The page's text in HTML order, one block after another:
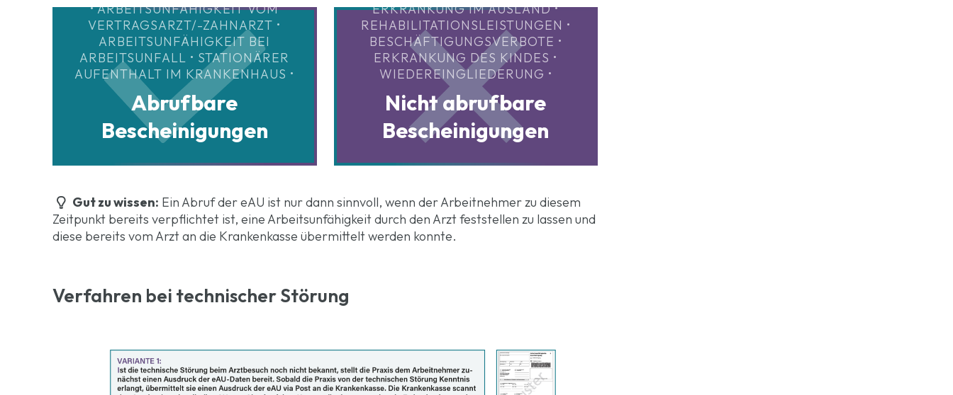
• ARBEITSUNFÄHIGKEIT VOM
VERTRAGSARZT/-ZAHNARZT •
ARBEITSUNFÄHIGKEIT BEI
ARBEITSUNFALL • STATIONÄRER
AUFENTHALT IM KRANKENHAUS •
Abrufbare
Bescheinigungen
ERKRANKUNG IM AUSLAND •
REHABILITATIONSLEISTUNGEN •
BESCHÄFTIGUNGSVERBOTE •
ERKRANKUNG DES KINDES •
WIEDEREINGLIEDERUNG •
Nicht abrufbare
Bescheinigungen
Gut zu wissen: Ein Abruf der eAU ist nur dann sinnvoll, wenn der Arbeitnehmer zu diesem
Zeitpunkt bereits verpflichtet ist, eine Arbeitsunfähigkeit durch den Arzt feststellen zu lassen und
diese bereits vom Arzt an die Krankenkasse übermittelt werden konnte.
Verfahren bei technischer Störung